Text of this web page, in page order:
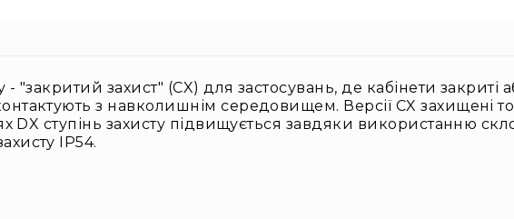
- "закритий захист" (CX) для застосувань, де кабінети закриті
з навколишнім середовищем. Версії CX захищені
DX ступінь захисту підвищується завдяки використанню
IP54.